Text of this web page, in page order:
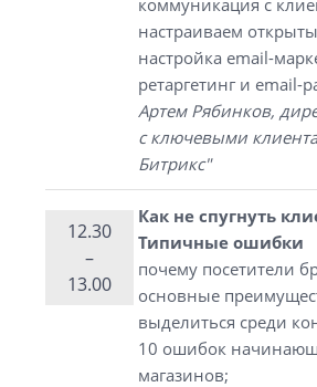
коммуникация с
настраиваем
настройка email-
ретаргетинг и email-
Артем Рябинков,
с ключевыми
Битрикс"
12.30
–
13.00
Как не спугнуть
Типичные ошибки
почему посетители
основные
выделиться среди
10 ошибок
магазинов;